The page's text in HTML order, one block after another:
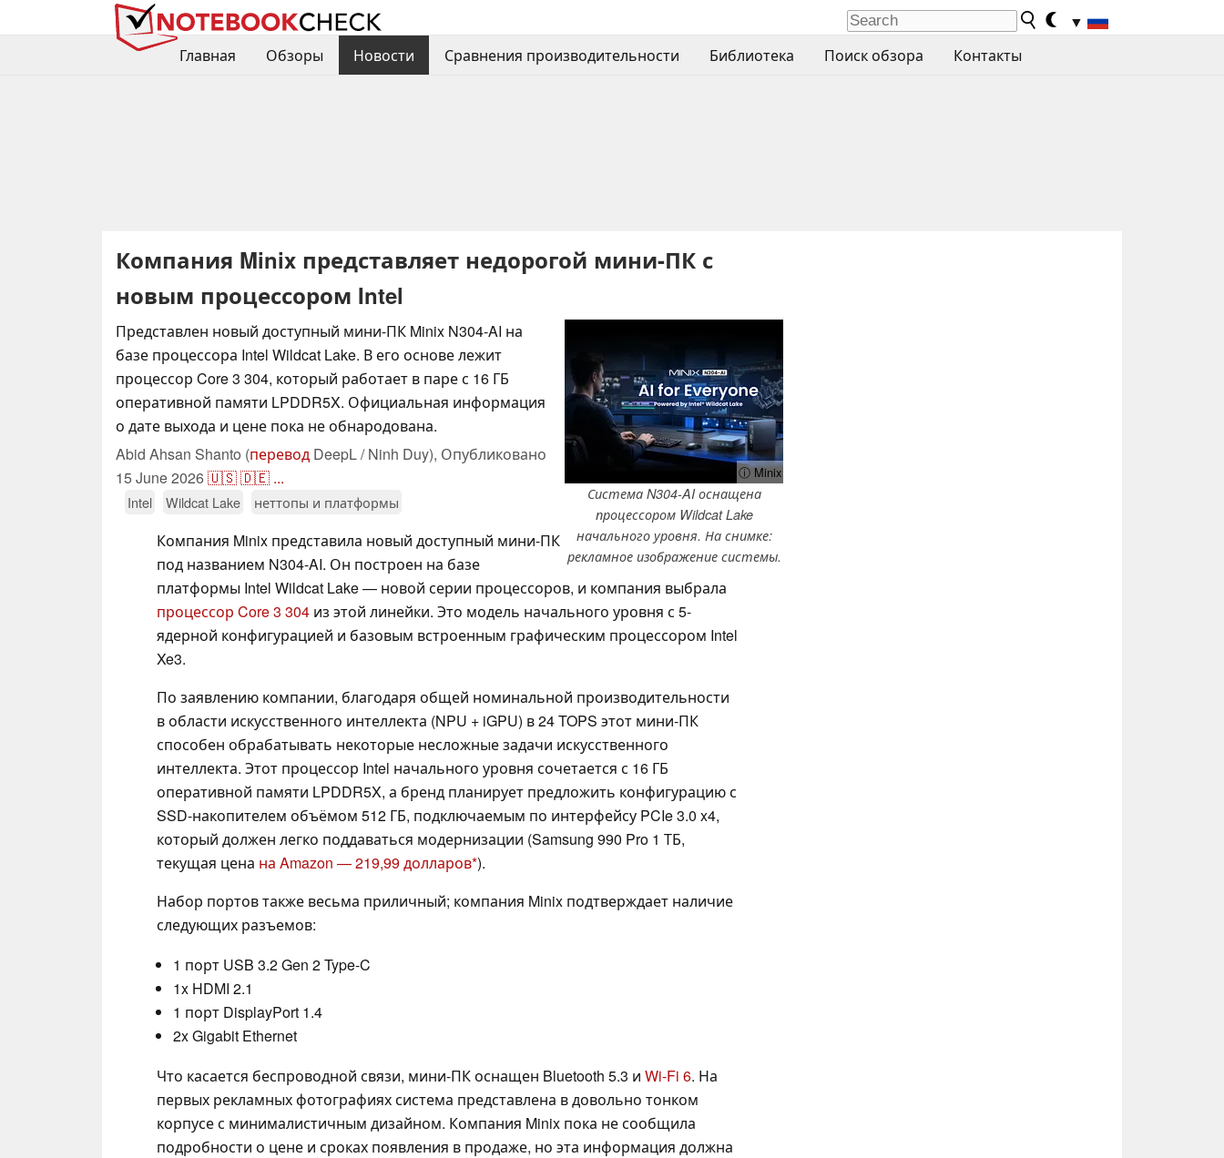
▼
Главная
Обзоры Новости Сравнения производительности Библиотека Поиск обзора Контакты
Компания Minix представляет недорогой мини-ПК с
новым процессором Intel
ⓘ Minix
Система N304-AI оснащена
процессором Wildcat Lake
начального уровня. На снимке:
рекламное изображение системы.
Представлен новый доступный мини-ПК Minix N304-AI на
базе процессора Intel Wildcat Lake. В его основе лежит
процессор Core 3 304, который работает в паре с 16 ГБ
оперативной памяти LPDDR5X. Официальная информация
о дате выхода и цене пока не обнародована.
Abid Ahsan Shanto (перевод DeepL / Ninh Duy), Опубликовано
15 June 2026🇺🇸🇩🇪 ...
Intel Wildcat Lake неттопы и платформы
Компания Minix представила новый доступный мини-ПК
под названием N304-AI. Он построен на базе
платформы Intel Wildcat Lake — новой серии процессоров, и компания выбрала
процессор Core 3 304 из этой линейки. Это модель начального уровня с 5-
ядерной конфигурацией и базовым встроенным графическим процессором Intel
Xe3.
По заявлению компании, благодаря общей номинальной производительности
в области искусственного интеллекта (NPU + iGPU) в 24 TOPS этот мини-ПК
способен обрабатывать некоторые несложные задачи искусственного
интеллекта. Этот процессор Intel начального уровня сочетается с 16 ГБ
оперативной памяти LPDDR5X, а бренд планирует предложить конфигурацию с
SSD-накопителем объёмом 512 ГБ, подключаемым по интерфейсу PCIe 3.0 x4,
который должен легко поддаваться модернизации (Samsung 990 Pro 1 ТБ,
текущая цена на Amazon — 219,99 долларов ).
Набор портов также весьма приличный; компания Minix подтверждает наличие
следующих разъемов:
1 порт USB 3.2 Gen 2 Type-C
1x HDMI 2.1
1 порт DisplayPort 1.4
2x Gigabit Ethernet
Что касается беспроводной связи, мини-ПК оснащен Bluetooth 5.3 и Wi-Fi 6. На
первых рекламных фотографиях система представлена в довольно тонком
корпусе с минималистичным дизайном. Компания Minix пока не сообщила
подробности о цене и сроках появления в продаже, но эта информация должна